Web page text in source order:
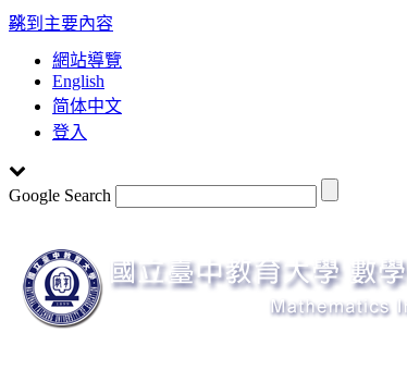
跳到主要內容
:::
網站導覽
English
简体中文
登入
Google Search